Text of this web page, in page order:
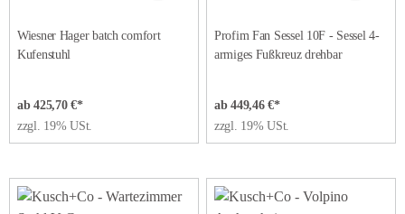
Wiesner Hager batch comfort
Kufenstuhl
ab 425,70 €*
zzgl. 19% USt.
Profim Fan Sessel 10F - Sessel 4-
armiges Fußkreuz drehbar
ab 449,46 €*
zzgl. 19% USt.